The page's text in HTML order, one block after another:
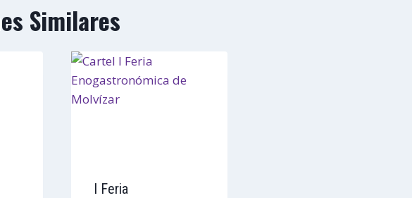
Similares
I Feria